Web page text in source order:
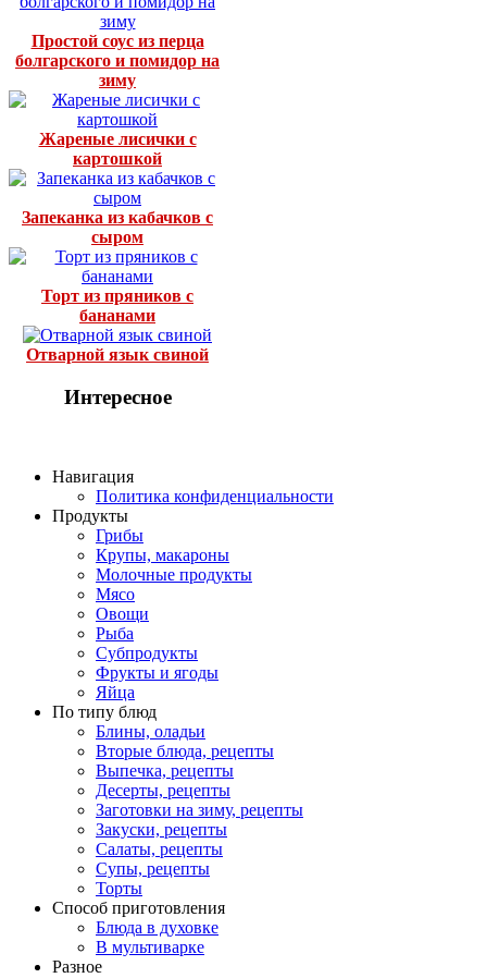
Простой соус из перца
болгарского и помидор на
зиму
Жареные лисички с
картошкой
Запеканка из кабачков с
сыром
Торт из пряников с
бананами
Отварной язык свиной
Интересное
Навигация
Политика конфиденциальности
Продукты
Грибы
Крупы, макароны
Молочные продукты
Мясо
Овощи
Рыба
Субпродукты
Фрукты и ягоды
Яйца
По типу блюд
Блины, оладьи
Вторые блюда, рецепты
Выпечка, рецепты
Десерты, рецепты
Заготовки на зиму, рецепты
Закуски, рецепты
Салаты, рецепты
Супы, рецепты
Торты
Способ приготовления
Блюда в духовке
В мультиварке
Разное